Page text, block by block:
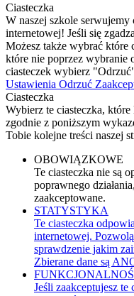
Ciasteczka
W naszej szkole serwujemy
internetowej! Jeśli się
Możesz także wybrać które
które nie poprzez wybranie
ciasteczek wybierz
Ustawienia Odrzuć
Ciasteczka
Wybierz te ciasteczka,
zgodnie z poniższym
Tobie kolejne treści naszej
OBOWIĄZKOWE
Te ciasteczka nie są
poprawnego
zaakceptowane.
STATYSTYKA
Te ciasteczka
internetowej.
sprawdzenie jakim
Zbierane dane są
Jeśli zaakceptujesz te